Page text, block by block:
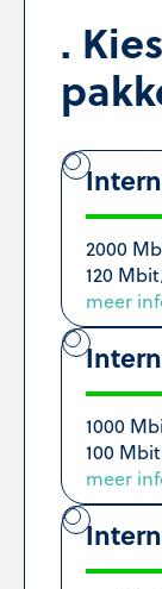
2000
120
meer
1000
100
meer